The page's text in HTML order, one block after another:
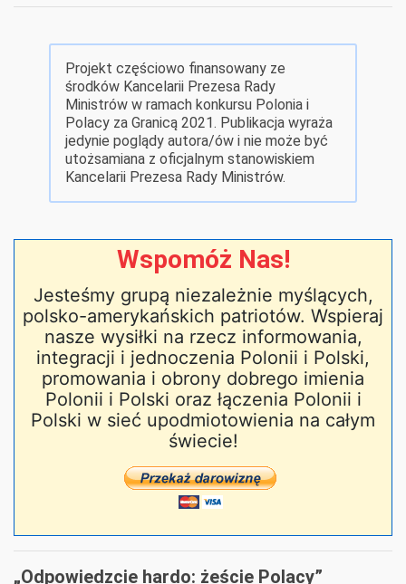
Projekt częściowo finansowany ze
środków Kancelarii Prezesa Rady
Ministrów w ramach konkursu Polonia i
Polacy za Granicą 2021. Publikacja wyraża
jedynie poglądy autora/ów i nie może być
utożsamiana z oficjalnym stanowiskiem
Kancelarii Prezesa Rady Ministrów.
Wspomóż Nas!
Jesteśmy grupą niezależnie myślących,
polsko-amerykańskich patriotów. Wspieraj
nasze wysiłki na rzecz informowania,
integracji i jednoczenia Polonii i Polski,
promowania i obrony dobrego imienia
Polonii i Polski oraz łączenia Polonii i
Polski w sieć upodmiotowienia na całym
świecie!
„Odpowiedzcie hardo: żeście Polacy”